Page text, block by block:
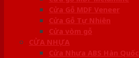
Cửa Gỗ MDF Veneer
Cửa Gỗ Tự Nhiên
Cửa vòm gỗ
CỬA NHỰA
Cửa Nhựa ABS Hàn Quốc